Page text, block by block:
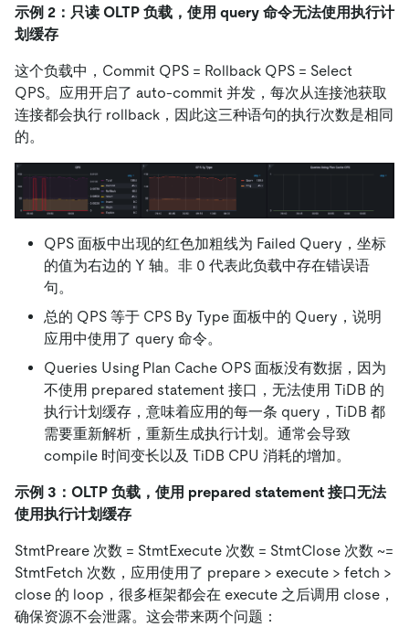
示例 2：只读 OLTP 负载，使用 query 命令无法使用执行计
划缓存
这个负载中，Commit QPS = Rollback QPS = Select
QPS。应用开启了 auto-commit 并发，每次从连接池获取
连接都会执行 rollback，因此这三种语句的执行次数是相同
的。
QPS 面板中出现的红色加粗线为 Failed Query，坐标
的值为右边的 Y 轴。非 0 代表此负载中存在错误语
句。
总的 QPS 等于 CPS By Type 面板中的 Query，说明
应用中使用了 query 命令。
Queries Using Plan Cache OPS 面板没有数据，因为
不使用 prepared statement 接口，无法使用 TiDB 的
执行计划缓存，意味着应用的每一条 query，TiDB 都
需要重新解析，重新生成执行计划。通常会导致
compile 时间变长以及 TiDB CPU 消耗的增加。
示例 3：OLTP 负载，使用 prepared statement 接口无法
使用执行计划缓存
StmtPreare 次数 = StmtExecute 次数 = StmtClose 次数 ~=
StmtFetch 次数，应用使用了 prepare > execute > fetch >
close 的 loop，很多框架都会在 execute 之后调用 close，
确保资源不会泄露。这会带来两个问题：